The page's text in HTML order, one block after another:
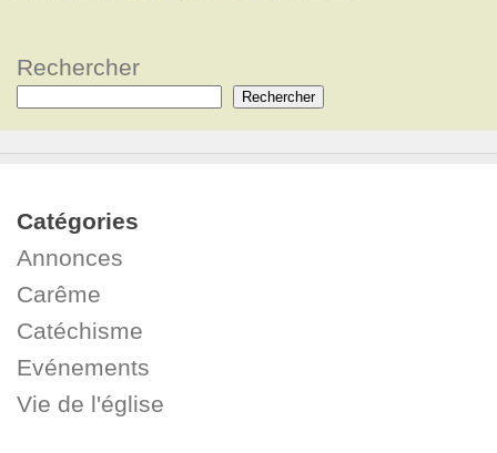
Rechercher
Rechercher
Catégories
Annonces
Carême
Catéchisme
Evénements
Vie de l'église